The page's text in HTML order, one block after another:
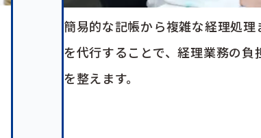
簡易的な記帳から複雑な経理処
を代行することで、経理業務の
を整えます。